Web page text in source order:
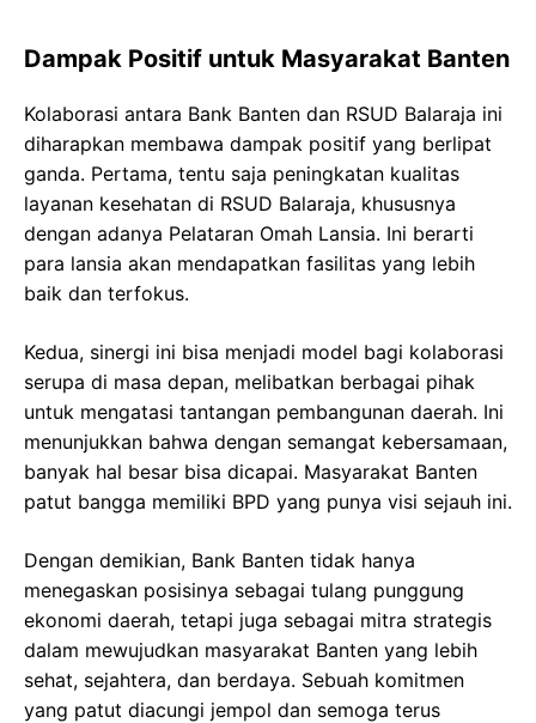
Dampak Positif untuk Masyarakat Banten
Kolaborasi antara Bank Banten dan RSUD Balaraja ini
diharapkan membawa dampak positif yang berlipat
ganda. Pertama, tentu saja peningkatan kualitas
layanan kesehatan di RSUD Balaraja, khususnya
dengan adanya Pelataran Omah Lansia. Ini berarti
para lansia akan mendapatkan fasilitas yang lebih
baik dan terfokus.
Kedua, sinergi ini bisa menjadi model bagi kolaborasi
serupa di masa depan, melibatkan berbagai pihak
untuk mengatasi tantangan pembangunan daerah. Ini
menunjukkan bahwa dengan semangat kebersamaan,
banyak hal besar bisa dicapai. Masyarakat Banten
patut bangga memiliki BPD yang punya visi sejauh ini.
Dengan demikian, Bank Banten tidak hanya
menegaskan posisinya sebagai tulang punggung
ekonomi daerah, tetapi juga sebagai mitra strategis
dalam mewujudkan masyarakat Banten yang lebih
sehat, sejahtera, dan berdaya. Sebuah komitmen
yang patut diacungi jempol dan semoga terus